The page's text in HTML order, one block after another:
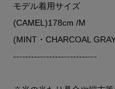
モデル着用サイズ
(CAMEL)178cm /M
(MINT・CHARCOAL
----------------------------